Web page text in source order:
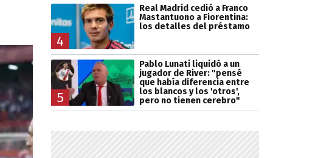
4
Real Madrid cedió a Franco
Mastantuono a Fiorentina:
los detalles del préstamo
5
Pablo Lunati liquidó a un
jugador de River: "pensé
que había diferencia entre
los blancos y los 'otros',
pero no tienen cerebro"